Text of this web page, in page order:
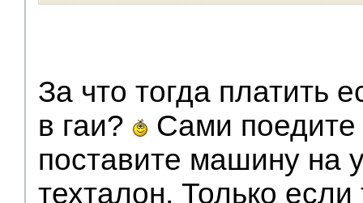
За что тогда платить
в гаи?
Сами
поставите машину на
техталон. Только